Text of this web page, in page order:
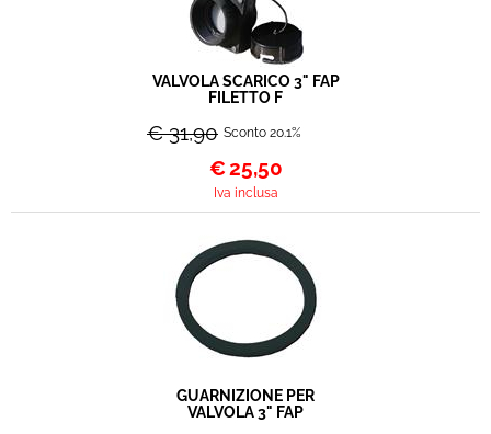
VALVOLA SCARICO 3" FAP
FILETTO F
€ 31,90 Sconto 20.1%
€25,50
Iva inclusa
GUARNIZIONE PER
VALVOLA 3" FAP